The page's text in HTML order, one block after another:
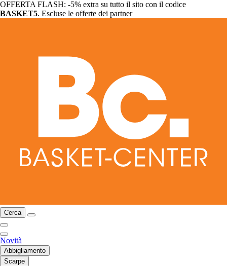
OFFERTA FLASH: -5% extra su tutto il sito con il codice
BASKET5. Escluse le offerte dei partner
Cerca
Novità
Abbigliamento
Scarpe